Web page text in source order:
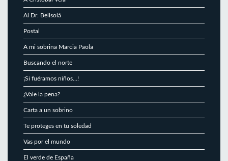
Al Dr. Bellsolá
Postal
A mi sobrina Marcia Paola
Buscando el norte
¡Si fuéramos niños…!
¿Vale la pena?
Carta a un sobrino
Te proteges en tu soledad
Vas por el mundo
El verde de España